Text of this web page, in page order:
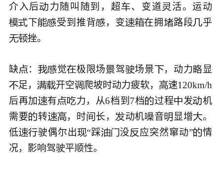
介入后 力随叫随到，超、变道  活。运动
下受到推背 ，变在拥路段乎
挫。
缺： 觉极限场驾场景 ，动力显
足， 开空爬坡时动力疲软，速120km/h
后再加 有力，从6档到7档过程发机
需要转，时 长， 动机音 显增。
低驶偶尔出“踩 没 应突然窜动”情
况，影响驾驶平顺性。